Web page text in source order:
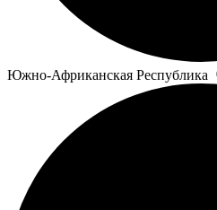
Южно-Африканская Республика